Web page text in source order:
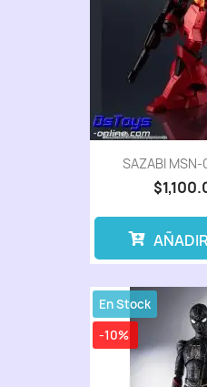
SAZABI
-10%
En Stock